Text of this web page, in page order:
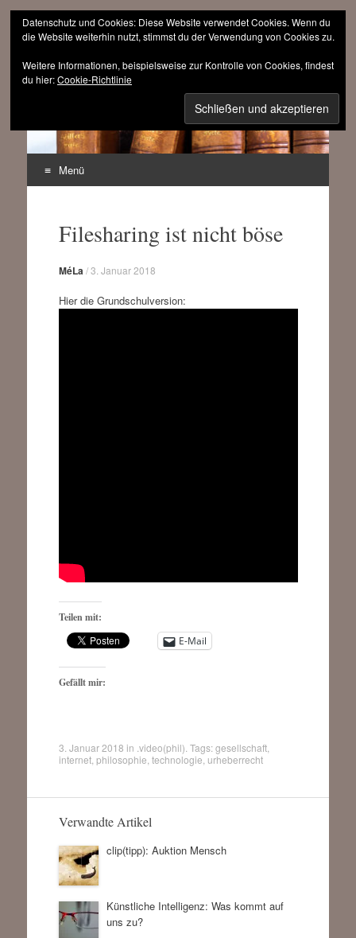
sinnfrei.ch
Menü
springenFilesharing ist nicht böse
MéLa /3. Januar 2018
Hier die Grundschulversion:
Teilen mit:
E-Mail
Gefällt mir:
3. Januar 2018 in .video(phil) . Tags:gesellschaft,
internet, philosophie technologie urheberrecht
Verwandte Artikel
clip(tipp): Auktion Mensch
Künstliche Intelligenz: Was kommt auf
uns zu?
Datenschutz und Cookies: Diese Website verwendet Cookies. Wenn du
die Website weiterhin nutzt, stimmst du der Verwendung von Cookies zu.
Weitere Informationen, beispielsweise zur Kontrolle von Cookies, findest
du hier:Cookie-Richtlinie